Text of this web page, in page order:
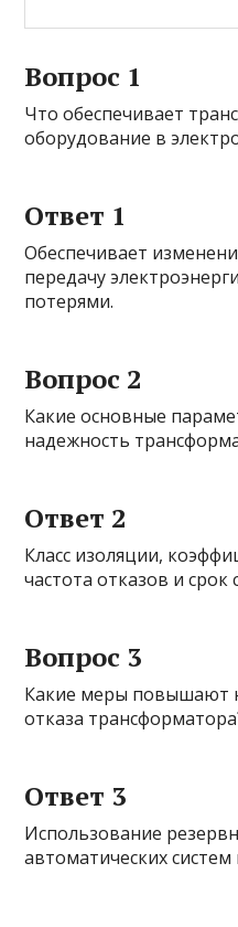
Вопрос 1
Что обеспечивает
оборудование в
Ответ 1
Обеспечивает
передачу
потерями.
Вопрос 2
Какие основные
надежность
Ответ 2
Класс изоляции,
частота отказов и срок
Вопрос 3
Какие меры повышают
отказа
Ответ 3
Использование
автоматических